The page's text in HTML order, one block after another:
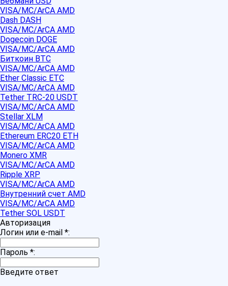
VISA/MC/ArCA AMD
Dash DASH
VISA/MC/ArCA AMD
Dogecoin DOGE
VISA/MC/ArCA AMD
Биткоин BTC
VISA/MC/ArCA AMD
Ether Classic ETC
VISA/MC/ArCA AMD
Tether TRC-20 USDT
VISA/MC/ArCA AMD
Stellar XLM
VISA/MC/ArCA AMD
Ethereum ERC20 ETH
VISA/MC/ArCA AMD
Monero XMR
VISA/MC/ArCA AMD
Ripple XRP
VISA/MC/ArCA AMD
Внутренний счет AMD
VISA/MC/ArCA AMD
Tether SOL USDT
Авторизация
Логин или e-mail *:
Пароль *:
Введите ответ